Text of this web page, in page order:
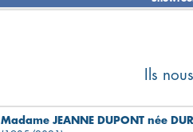
Ils
Madame JEANNE DUPONT née